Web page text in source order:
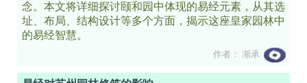
念。本文将详细探讨颐和园中体现的易经元素，从其选
址、布局、结构设计等多个方面，揭示这座皇家园林中
的易经智慧。
作者： 渐承